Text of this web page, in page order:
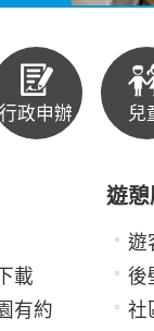
行政申辦 兒
載
有約
遊
遊
後
社